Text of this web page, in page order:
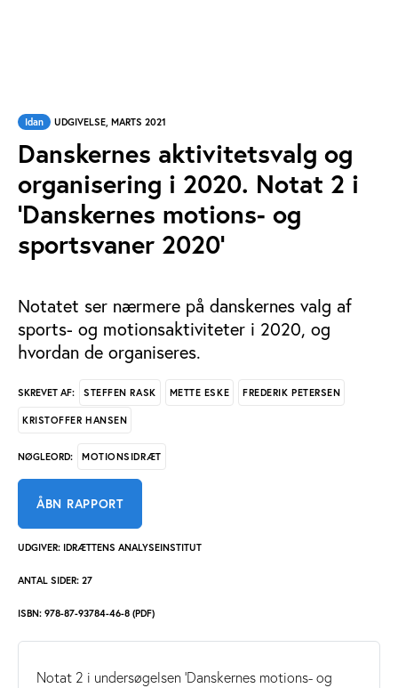
Idan UDGIVELSE, MARTS 2021
Danskernes aktivitetsvalg og
organisering i 2020. Notat 2 i
'Danskernes motions- og
sportsvaner 2020'
Notatet ser nærmere på danskernes valg af
sports- og motionsaktiviteter i 2020, og
hvordan de organiseres.
SKREVET AF: STEFFEN RASK METTE ESKE FREDERIK PETERSEN
KRISTOFFER HANSEN
NØGLEORD: MOTIONSIDRÆT
ÅBN RAPPORT
UDGIVER: IDRÆTTENS ANALYSEINSTITUT
ANTAL SIDER: 27
ISBN: 978-87-93784-46-8 (PDF)
Notat 2 i undersøgelsen 'Danskernes motions- og